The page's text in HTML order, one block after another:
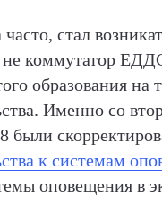
стал
коммутатор
образования на
Именно со
были
к системам
оповещения в